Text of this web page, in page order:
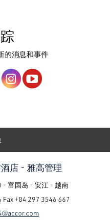
的消息和事件
店 - 雅高管理
- 富国岛 - 安江 - 越南
Fax+84 297 3546 667